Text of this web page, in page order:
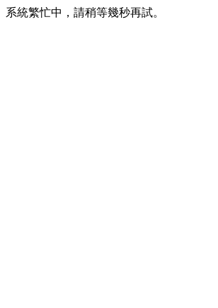
系統繁忙中，請稍等幾秒再試。